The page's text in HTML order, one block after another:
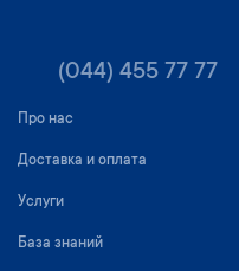
(044) 455 77 77
Про нас
Доставка и оплата
Услуги
База знаний